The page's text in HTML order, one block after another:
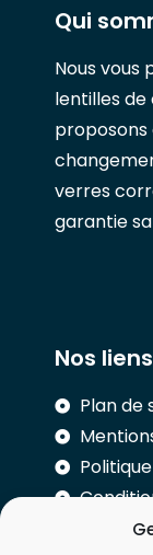
Qui
Nous vous
lentilles de
proposons
verres
garantie
Nos liens
Plan de